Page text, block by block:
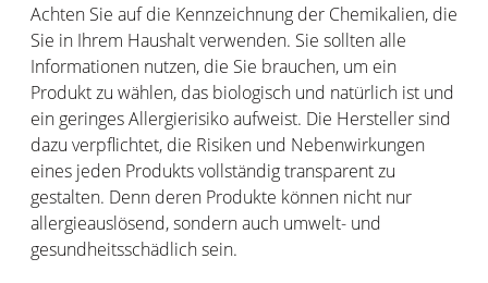
Achten Sie auf die Kennzeichnung der Chemikalien, die
Sie in Ihrem Haushalt verwenden. Sie sollten alle
Informationen nutzen, die Sie brauchen, um ein
Produkt zu wählen, das biologisch und natürlich ist und
ein geringes Allergierisiko aufweist. Die Hersteller sind
dazu verpflichtet, die Risiken und Nebenwirkungen
eines jeden Produkts vollständig transparent zu
gestalten. Denn deren Produkte können nicht nur
allergieauslösend, sondern auch umwelt- und
gesundheitsschädlich sein.